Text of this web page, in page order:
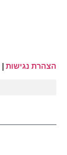
הצהרת נגישות